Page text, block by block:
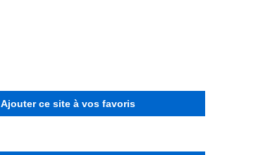
Ajouter ce site à vos favoris